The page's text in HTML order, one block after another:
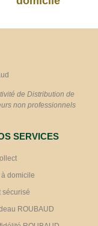
de Distribution de
non professionnels
SERVICES
domicile
sécurisé
ROUBAUD